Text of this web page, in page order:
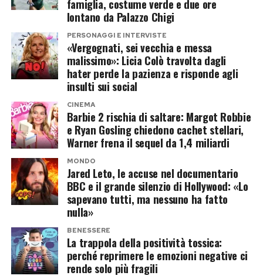
Resta naturalmente da scoprire quale rapporto
abbia con valzer, tango e cha cha cha. Predicare
davanti a uno smartphone e affrontare Carolyn
Smith dopo una samba mal riuscita richiedono
infatti due vocazioni molto diverse.
Il cast di Ballando con le Stelle
prende forma
Accanto ad Alberto Ravagnani circolano da
settimane altri nomi molto forti. Tra questi
figurano Aurora Ramazzotti, l’ex calciatore
Alessandro Matri e Noemi Bocchi, compagna di
Francesco Totti. Per tutti, tuttavia, si parla
ancora di indiscrezioni o trattative e non di
conferme definitive comunicate dalla
Priscilla Presley protagonista della
Remus Lifestyle Night
La Remus Lifestyle Night è diventata negli anni
uno degli appuntamenti mondani più esclusivi
dell’estate europea, capace di richiamare
imprenditori, celebrità e personalità del mondo
dello spettacolo provenienti da tutto il mondo.
L’edizione 2026 ha avuto in Priscilla Presley una
delle sue protagoniste assolute. La sua
presenza ha rappresentato uno dei momenti più
attesi della serata, confermando quanto il
cognome Presley continui ancora oggi ad avere
un richiamo straordinario nell’immaginario
collettivo.
famiglia, costume verde e due ore
lontano da Palazzo Chigi
PERSONAGGI E INTERVISTE
«Vergognati, sei vecchia e messa
malissimo»: Licia Colò travolta dagli
hater perde la pazienza e risponde agli
insulti sui social
CINEMA
Barbie 2 rischia di saltare: Margot Robbie
e Ryan Gosling chiedono cachet stellari,
Warner frena il sequel da 1,4 miliardi
MONDO
Jared Leto, le accuse nel documentario
BBC e il grande silenzio di Hollywood: «Lo
sapevano tutti, ma nessuno ha fatto
nulla»
BENESSERE
La trappola della positività tossica:
perché reprimere le emozioni negative ci
rende solo più fragili